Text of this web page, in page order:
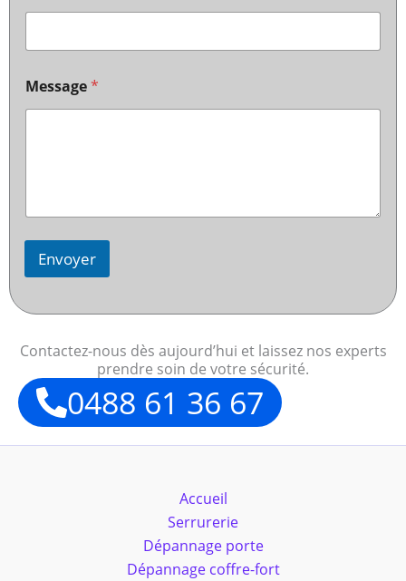
Message*
Envoyer
Contactez-nous dès aujourd’hui et laissez nos experts
prendre soin de votre sécurité.
0488 61 36 67
Accueil
Serrurerie
Dépannage porte
Dépannage coffre-fort